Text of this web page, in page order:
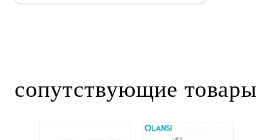
сопутствующие товары